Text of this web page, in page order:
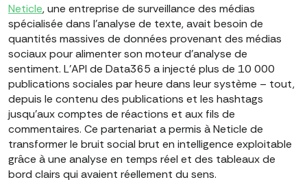
Neticle, une entreprise de surveillance des médias
spécialisée dans l'analyse de texte, avait besoin de
quantités massives de données provenant des médias
sociaux pour alimenter son moteur d'analyse de
sentiment. L'API de Data365 a injecté plus de 10 000
publications sociales par heure dans leur système – tout,
depuis le contenu des publications et les hashtags
jusqu'aux comptes de réactions et aux fils de
commentaires. Ce partenariat a permis à Neticle de
transformer le bruit social brut en intelligence exploitable
grâce à une analyse en temps réel et des tableaux de
bord clairs qui avaient réellement du sens.